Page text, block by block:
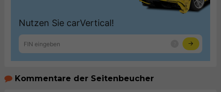
Kommentare der Seitenbeucher